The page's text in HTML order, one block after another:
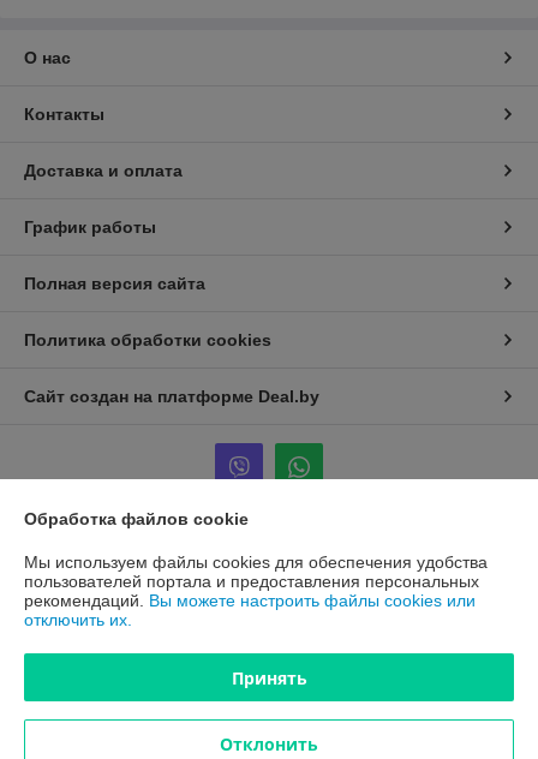
О нас
Контакты
Доставка и оплата
График работы
Полная версия сайта
Политика обработки cookies
Сайт создан на платформе Deal.by
Информация для покупателя
Юридическое лицо:ООО "ПроАква"
г.Минск ул.Городецкая 44, пом.155А
Регистрационный номер ЕГР: 193648128
Регистрационный орган: Минским горисполкомом
Обработка файлов cookie
Мы используем файлы cookies для обеспечения удобства
пользователей портала и предоставления персональных
рекомендаций. Вы можете настроить файлы cookies или
отключить их.
Принять
Отклонить